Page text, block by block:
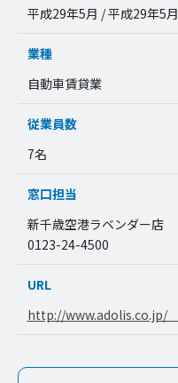
平成29年5月 / 平成29年5月
業種
自動車賃貸業
従業員数
7名
窓口担当
新千歳空港ラベンダー店
0123-24-4500
URL
http://www.adolis.co.jp/